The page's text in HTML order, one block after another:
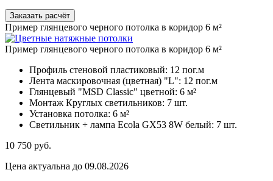
Заказать расчёт
Пример глянцевого черного потолка в коридор 6 м²
Пример глянцевого черного потолка в коридор 6 м²
Профиль стеновой пластиковый: 12 пог.м
Лента маскировочная (цветная) "L": 12 пог.м
Глянцевый "MSD Classic" цветной: 6 м²
Монтаж Круглых светильников: 7 шт.
Установка потолка: 6 м²
Светильник + лампа Ecola GX53 8W белый: 7 шт.
10 750 руб.
Цена актуальна до 09.08.2026